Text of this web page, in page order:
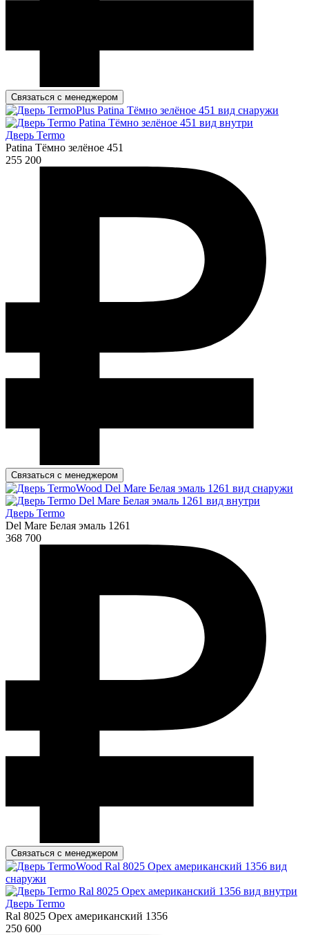
Связаться с менеджером
Дверь Termo
Patina Тёмно зелёное 451
255 200
Связаться с менеджером
Дверь Termo
Del Mare Белая эмаль 1261
368 700
Связаться с менеджером
Дверь Termo
Ral 8025 Орех американский 1356
250 600